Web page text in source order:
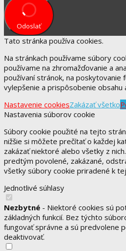
Odoslať
Tato stránka používa cookies.
Na stránkach používame súbory
používame na zhromažďovanie a
používaní stránok, na poskytovanie
vylepšenie a prispôsobenie obsahu
Nastavenie cookiesZakázať všetko
Nastavenia súborov cookie
Súbory cookie použité na tejto
nižšie si môžete prečítať o každej
zakázať niektoré alebo všetky z
predtým povolené, zakázané,
všetky súbory cookie priradené k
Jednotlivé súhlasy
Nezbytné - Niektoré cookies sú
základných funkcií. Bez týchto
fungovať správne a sú predvolene
deaktivovať.